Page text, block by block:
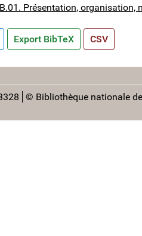
B.01. Présentation, organisation,
Export BibTeX CSV
© Bibliothèque nationale